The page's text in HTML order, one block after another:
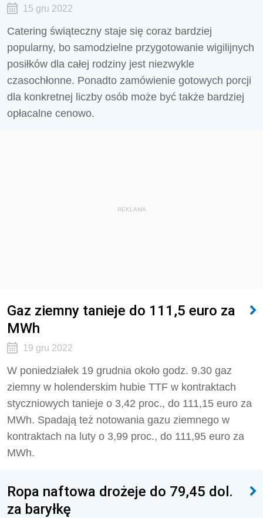
15 gru 2022
Catering świąteczny staje się coraz bardziej
popularny, bo samodzielne przygotowanie wigilijnych
posiłków dla całej rodziny jest niezwykle
czasochłonne. Ponadto zamówienie gotowych porcji
dla konkretnej liczby osób może być także bardziej
opłacalne cenowo.
REKLAMA
Gaz ziemny tanieje do 111,5 euro za
MWh
19 gru 2022
W poniedziałek 19 grudnia około godz. 9.30 gaz
ziemny w holenderskim hubie TTF w kontraktach
styczniowych tanieje o 3,42 proc., do 111,15 euro za
MWh. Spadają też notowania gazu ziemnego w
kontraktach na luty o 3,99 proc., do 111,95 euro za
MWh.
Ropa naftowa drożeje do 79,45 dol.
za baryłkę